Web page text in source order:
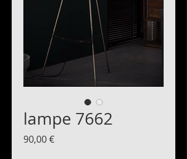
lampe 7662
90,00 €Prix